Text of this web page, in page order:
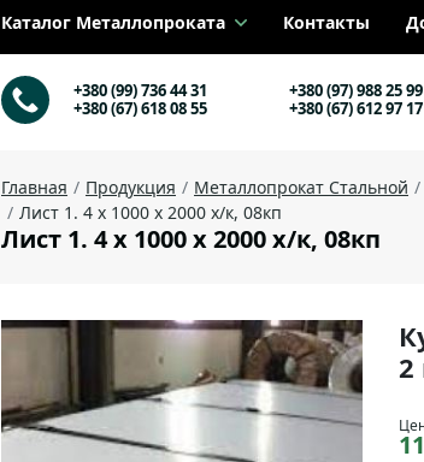
Каталог Металлопроката Контакты
+380 (99) 736 44 31
+380 (97) 988 25 99
+380 (67) 618 08 55
+380 (67) 612 97 17
Главная Продукция Металлопрокат Стальной
Лист 1. 4 х 1000 х 2000 х/к, 08кп
Лист 1. 4 х 1000 х 2000 х/к, 08кп
2